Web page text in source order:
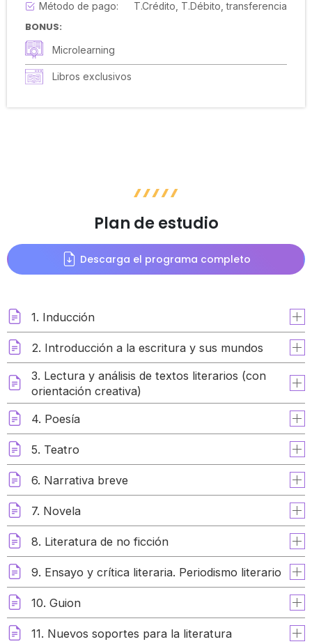
Método de pago: T.Crédito, T.Débito, transferencia
BONUS:
Microlearning
Libros exclusivos
Plan de estudio
Descarga el programa completo
1. Inducción
2. Introducción a la escritura y sus mundos
3. Lectura y análisis de textos literarios (con
orientación creativa)
4. Poesía
5. Teatro
6. Narrativa breve
7. Novela
8. Literatura de no ficción
9. Ensayo y crítica literaria. Periodismo literario
10. Guion
11. Nuevos soportes para la literatura